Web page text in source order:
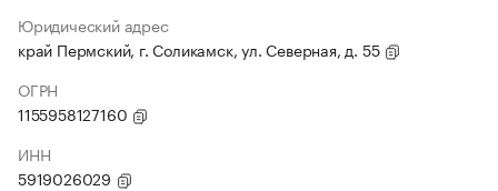
Юридический адрес
край Пермский, г. Соликамск, ул. Северная, д. 55
ОГРН
1155958127160
ИНН
5919026029